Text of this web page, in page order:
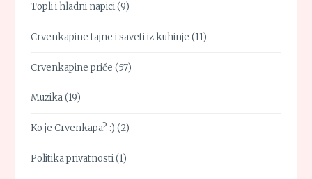
Topli i hladni napici(9)
Crvenkapine tajne i saveti iz kuhinje (11)
Crvenkapine priče (57)
Muzika(19)
Ko je Crvenkapa? :) (2)
Politika privatnosti(1)